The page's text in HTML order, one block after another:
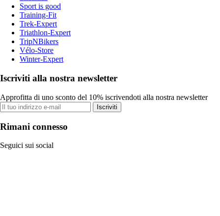
Sport is good
Training-Fit
Trek-Expert
Triathlon-Expert
TripNBikers
Vélo-Store
Winter-Expert
Iscriviti alla nostra newsletter
Approfitta di uno sconto del 10% iscrivendoti alla nostra newsletter
Iscriviti
Rimani connesso
Seguici sui social